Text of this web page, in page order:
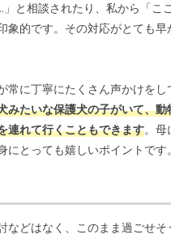
と相談されたり、私から「こ
象的です。その対応がとても
に丁寧にたくさん声かけを
みたいな保護犬の子がいて、動
連れて行くこともできます。母
とっても嬉しいポイントで
に良い刺激をもらっているよう
どはなく、このまま過ごせ